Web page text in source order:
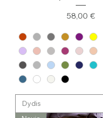
Kaina
58,00 €